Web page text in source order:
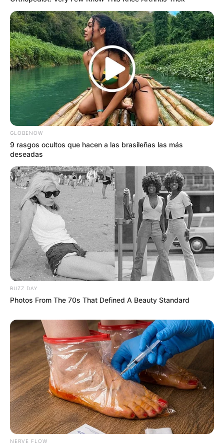
GLOBENOW
9 rasgos ocultos que hacen a las brasileñas las más
deseadas
BUZZ DAY
Photos From The 70s That Defined A Beauty Standard
NERVE FLOW